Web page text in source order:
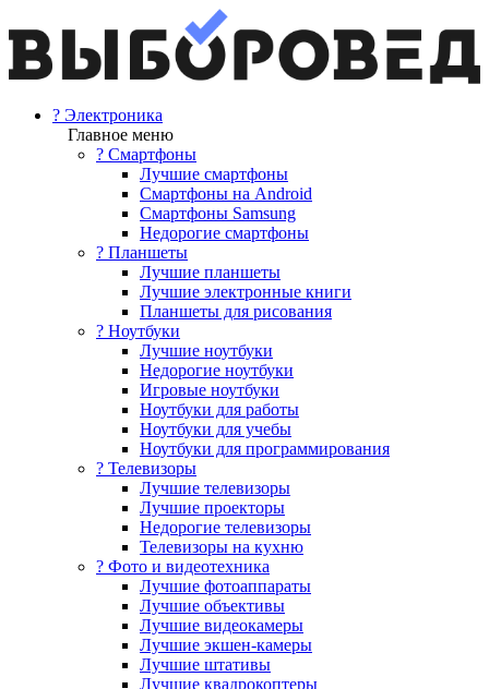
? Электроника
Главное меню
? Смартфоны
Лучшие смартфоны
Смартфоны на Android
Смартфоны Samsung
Недорогие смартфоны
? Планшеты
Лучшие планшеты
Лучшие электронные книги
Планшеты для рисования
? Ноутбуки
Лучшие ноутбуки
Недорогие ноутбуки
Игровые ноутбуки
Ноутбуки для работы
Ноутбуки для учебы
Ноутбуки для программирования
? Телевизоры
Лучшие телевизоры
Лучшие проекторы
Недорогие телевизоры
Телевизоры на кухню
? Фото и видеотехника
Лучшие фотоаппараты
Лучшие объективы
Лучшие видеокамеры
Лучшие экшен-камеры
Лучшие штативы
Лучшие квадрокоптеры